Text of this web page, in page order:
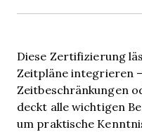
Diese Zertifizierung
Zeitpläne integrieren
Zeitbeschränkungen
deckt alle wichtigen
um praktische